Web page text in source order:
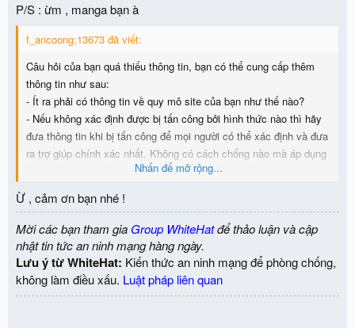
P/S : ừm , manga bạn à
f_ancoong;13673 đã viết:
Câu hỏi của bạn quá thiếu thông tin, bạn có thể cung cấp thêm
thông tin như sau:
- Ít ra phải có thông tin về quy mô site của bạn như thế nào?
- Nếu không xác định được bị tấn công bởi hình thức nào thì hãy
đưa thông tin khi bị tấn công để mọi người có thể xác định và đưa
ra trợ giúp chính xác nhất. Không có cách chống nào mà áp dụng
được cho mọi trường hợp, mọi tình huống bạn nhé.
Nhấn để mở rộng...
Ừ , cảm ơn bạn nhé !
Mời các bạn tham gia Group WhiteHatđể thảo luận và cập
nhật tin tức an ninh mạng hàng ngày.
Lưu ý từ WhiteHat: Kiến thức an ninh mạng để phòng chống,
không làm điều xấu. Luật pháp liên quan